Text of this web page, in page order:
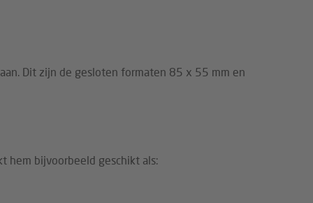
Dit zijn de gesloten formaten 85 x 55 mm en
hem bijvoorbeeld geschikt als: